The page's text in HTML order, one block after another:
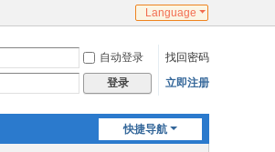
Language
自动登录
找回密码
登录 立即注册
快捷导航